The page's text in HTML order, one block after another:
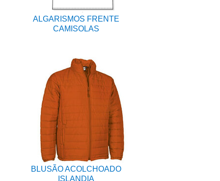
ALGARISMOS FRENTE
CAMISOLAS
BLUSÃO ACOLCHOADO
ISLANDIA